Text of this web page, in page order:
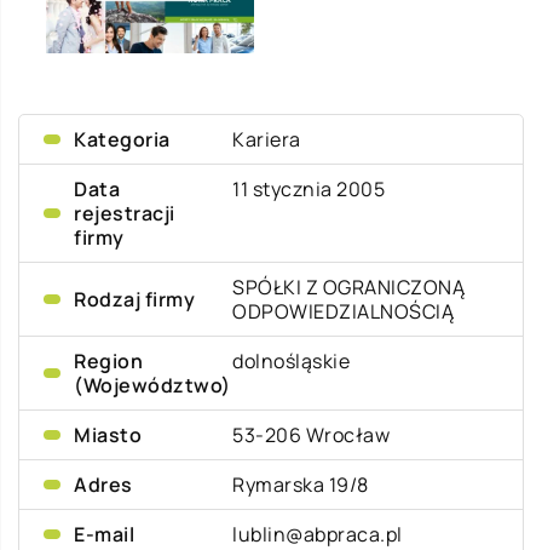
Kategoria
Kariera
Data
rejestracji
firmy
11 stycznia 2005
Rodzaj firmy
SPÓŁKI Z OGRANICZONĄ
ODPOWIEDZIALNOŚCIĄ
Region
(Województwo)
dolnośląskie
Miasto
53-206 Wrocław
Adres
Rymarska 19/8
E-mail
lublin@abpraca.pl